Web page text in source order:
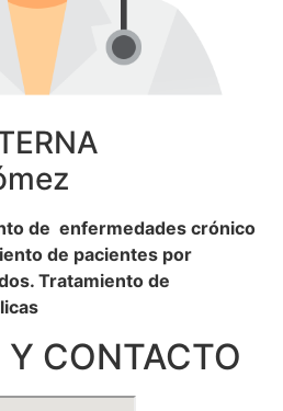
de enfermedades crónico
de pacientes por
Tratamiento de
CONTACTO